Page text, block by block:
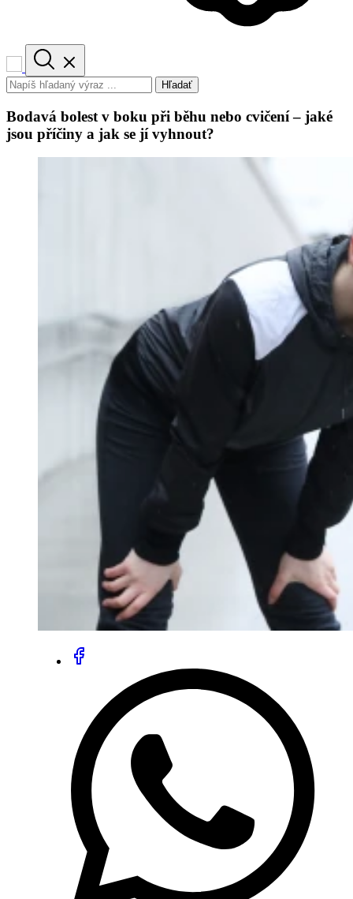
Hľadať
Bodavá bolest v boku při běhu nebo cvičení – jaké
jsou příčiny a jak se jí vyhnout?